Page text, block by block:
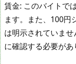
賃金: このバイトで
ます。また、100円
は明示されていま
に確認する必要があ